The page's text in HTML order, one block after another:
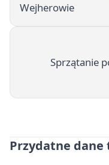
Wejherowie
Sprzątanie
Przydatne dane